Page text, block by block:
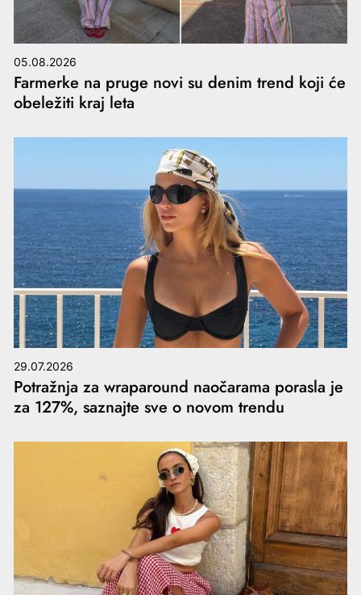
05.08.2026
Farmerke na pruge novi su denim trend koji će
obeležiti kraj leta
29.07.2026
Potražnja za wraparound naočarama porasla je
za 127%, saznajte sve o novom trendu